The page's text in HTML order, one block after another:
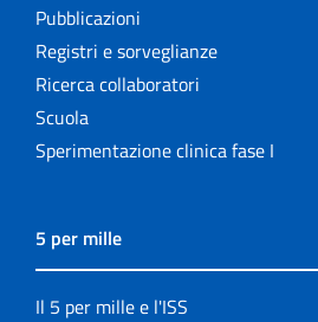
Pubblicazioni
Registri e sorveglianze
Ricerca collaboratori
Scuola
Sperimentazione clinica fase I
5 per mille
Il 5 per mille e l'ISS